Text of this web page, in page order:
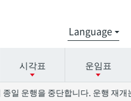
을 선택하십시오.
이름을 선택하십시오.
시각표 운임표
운행을 중단합니다. 운행 재개